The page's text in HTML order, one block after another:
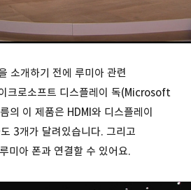
소개하기 전에 루미아 관련
크로소프트 디스플레이 독(Microsoft
의 이 제품은 HDMI와 디스플레이
3개가 달려있습니다. 그리고
미아 폰과 연결할 수 있어요.